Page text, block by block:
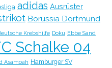
adidas Ausrüster
Borussia Dortmund
Krebshilfe Doku Ebbe Sand
Schalke 04
Asamoah Hamburger SV